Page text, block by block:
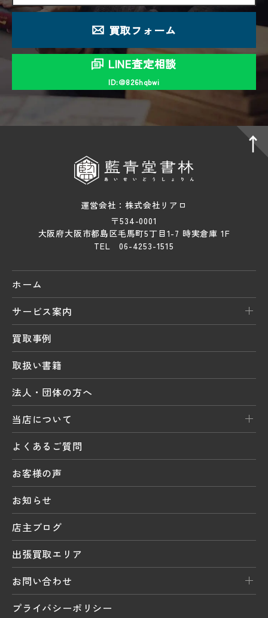
買取フォーム
LINE査定相談
ID:＠826hqbwi
運営会社：株式会社リアロ
〒534-0001
大阪府大阪市都島区毛馬町5丁目1-7 時実倉庫 1F
TEL 06-4253-1515
ホーム
サービス案内
買取事例
取扱い書籍
法人・団体の方へ
当店について
よくあるご質問
お客様の声
お知らせ
店主ブログ
出張買取エリア
お問い合わせ
プライバシーポリシー